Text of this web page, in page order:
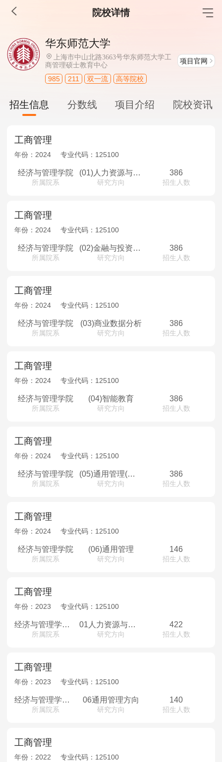
院校详情
MBA工商管理
院校库 考试报名 招生政策 学制学费
报名流程
考试真题
报考经验 招生简章
MEM工程管理
考试真题
报考经验
院校库 考试报名 招生政策
报名流程
MPAcc会计专硕
院校库 考试报名 招生政策 学制学费
报名流程
考试真题
报考经验 招生简章
MTA旅游管理
院校库 考试报名 招生政策
考试真题
报考经验 招生简章
华东师范大学
上海市中山北路3663号华东师范大学工
商管理硕士教育中心
项目官网
985 211 双一流 高等院校
招生信息 分数线 项目介绍 院校资讯
工商管理
年份： 2024 专业代码： 125100
经济与管理学院
所属院系
(01)人力资源与应用心理
研究方向
386
招生人数
工商管理
年份： 2024 专业代码： 125100
经济与管理学院
所属院系
(02)金融与投资管理
研究方向
386
招生人数
工商管理
年份： 2024 专业代码： 125100
经济与管理学院
所属院系
(03)商业数据分析
研究方向
386
招生人数
工商管理
年份： 2024 专业代码： 125100
经济与管理学院
所属院系
(04)智能教育
研究方向
386
招生人数
工商管理
年份： 2024 专业代码： 125100
经济与管理学院
所属院系
(05)通用管理(非全)
研究方向
386
招生人数
工商管理
年份： 2024 专业代码： 125100
经济与管理学院
所属院系
(06)通用管理
研究方向
146
招生人数
工商管理
年份： 2023 专业代码： 125100
经济与管理学部专业学位教育中心
所属院系
01人力资源与应用心理方向；02金融与投资管理方向；03商业数据分析方向；04智能教育方向；05通用管理方向
研究方向
422
招生人数
工商管理
年份： 2023 专业代码： 125100
经济与管理学部专业学位教育中心
所属院系
06通用管理方向
研究方向
140
招生人数
工商管理
年份： 2022 专业代码： 125100